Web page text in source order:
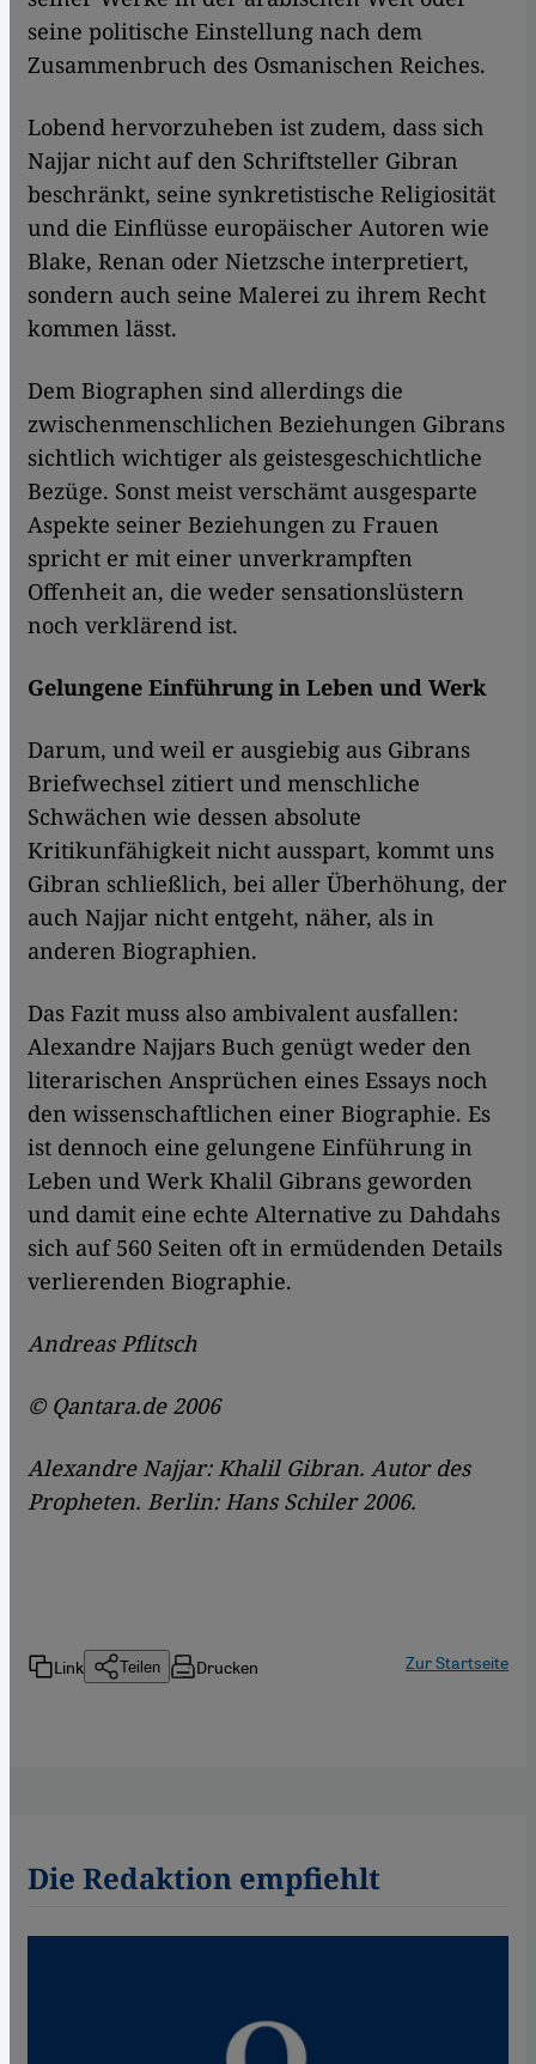
seine politische Einstellung nach dem
Zusammenbruch des Osmanischen Reiches.
​​Lobend hervorzuheben ist zudem, dass sich
Najjar nicht auf den Schriftsteller Gibran
beschränkt, seine synkretistische Religiosität
und die Einflüsse europäischer Autoren wie
Blake, Renan oder Nietzsche interpretiert,
sondern auch seine Malerei zu ihrem Recht
kommen lässt.
Dem Biographen sind allerdings die
zwischenmenschlichen Beziehungen Gibrans
sichtlich wichtiger als geistesgeschichtliche
Bezüge. Sonst meist verschämt ausgesparte
Aspekte seiner Beziehungen zu Frauen
spricht er mit einer unverkrampften
Offenheit an, die weder sensationslüstern
noch verklärend ist.
Gelungene Einführung in Leben und Werk
Darum, und weil er ausgiebig aus Gibrans
Briefwechsel zitiert und menschliche
Schwächen wie dessen absolute
Kritikunfähigkeit nicht ausspart, kommt uns
Gibran schließlich, bei aller Überhöhung, der
auch Najjar nicht entgeht, näher, als in
anderen Biographien.
Das Fazit muss also ambivalent ausfallen:
Alexandre Najjars Buch genügt weder den
literarischen Ansprüchen eines Essays noch
den wissenschaftlichen einer Biographie. Es
ist dennoch eine gelungene Einführung in
Leben und Werk Khalil Gibrans geworden
und damit eine echte Alternative zu Dahdahs
sich auf 560 Seiten oft in ermüdenden Details
verlierenden Biographie.
Andreas Pflitsch
© Qantara.de 2006
Alexandre Najjar: Khalil Gibran. Autor des
Propheten. Berlin: Hans Schiler 2006.
Link Teilen Drucken Zur Startseite
Die Redaktion empfiehlt